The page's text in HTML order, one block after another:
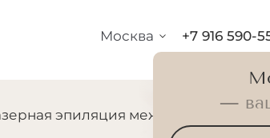
Москва
—
+7 916 590-
эпиляция между бровей